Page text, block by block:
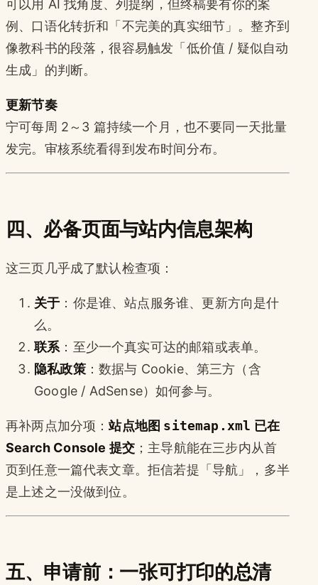
可以用 AI 找角度、列提纲，但终稿要有你的案
例、口语化转折和「不完美的真实细节」。整齐到
像教科书的段落，很容易触发「低价值 / 疑似自动
生成」的判断。
更新节奏
宁可每周 2～3 篇持续一个月，也不要同一天批量
发完。审核系统看得到发布时间分布。
四、必备页面与站内信息架构
这三页几乎成了默认检查项：
关于 ：你是谁、站点服务谁、更新方向是什
么。
联系：至少一个真实可达的邮箱或表单。
隐私政策：数据与 Cookie、第三方（含
Google / AdSense）如何参与。
再补两点加分项：站点地图 sitemap.xml 已在
Search Console 提交 ；主导航能在三步内从首
页到任意一篇代表文章。拒信若提「导航」，多半
是上述之一没做到位。
五、申请前：一张可打印的总清